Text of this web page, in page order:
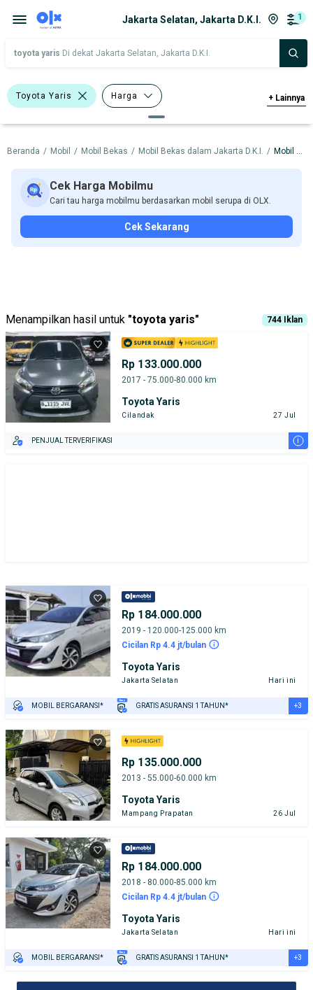
Jakarta Selatan, Jakarta D.K.I. 1
toyota yaris Di dekat Jakarta Selatan, Jakarta D.K.I.
Toyota Yaris Harga
Merek Dan Model Tahun
Tipe Bodi Tipe Membership
+ Lainnya
Beranda / Mobil / Mobil Bekas / Mobil Bekas dalam Jakarta D.K.I. / Mobil Bekas dalam Jakarta Selatan
Cek Harga Mobilmu
Cari tau harga mobilmu berdasarkan mobil serupa di OLX.
Cek Sekarang
Menampilkan hasil untuk "toyota yaris" 744 Iklan
Rp 133.000.000
2017 - 75.000-80.000 km
Toyota Yaris
Cilandak 27 Jul
PENJUAL TERVERIFIKASI i
Rp 184.000.000
2019 - 120.000-125.000 km
Cicilan Rp 4.4 jt/bulan
Toyota Yaris
Jakarta Selatan Hari ini
MOBIL BERGARANSI* GRATIS ASURANSI 1 TAHUN*
PENJUAL TERVERIFIKASI
+3
Rp 135.000.000
2013 - 55.000-60.000 km
Toyota Yaris
Mampang Prapatan 26 Jul
Rp 184.000.000
2018 - 80.000-85.000 km
Cicilan Rp 4.4 jt/bulan
Toyota Yaris
Jakarta Selatan Hari ini
MOBIL BERGARANSI* GRATIS ASURANSI 1 TAHUN* +3